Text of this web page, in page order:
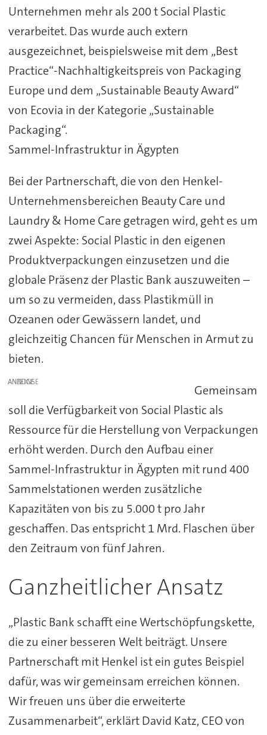
Unternehmen mehr als 200 t Social Plastic
verarbeitet. Das wurde auch extern
ausgezeichnet, beispielsweise mit dem „Best
Practice“-Nachhaltigkeitspreis von Packaging
Europe und dem „Sustainable Beauty Award“
von Ecovia in der Kategorie „Sustainable
Packaging“.
Sammel-Infrastruktur in Ägypten
Bei der Partnerschaft, die von den Henkel-
Unternehmensbereichen Beauty Care und
Laundry & Home Care getragen wird, geht es um
zwei Aspekte: Social Plastic in den eigenen
Produktverpackungen einzusetzen und die
globale Präsenz der Plastic Bank auszuweiten –
um so zu vermeiden, dass Plastikmüll in
Ozeanen oder Gewässern landet, und
gleichzeitig Chancen für Menschen in Armut zu
bieten.
ANZEIGE
Gemeinsam
soll die Verfügbarkeit von Social Plastic als
Ressource für die Herstellung von Verpackungen
erhöht werden. Durch den Aufbau einer
Sammel-Infrastruktur in Ägypten mit rund 400
Sammelstationen werden zusätzliche
Kapazitäten von bis zu 5.000 t pro Jahr
geschaffen. Das entspricht 1 Mrd. Flaschen über
den Zeitraum von fünf Jahren.
Ganzheitlicher Ansatz
„Plastic Bank schafft eine Wertschöpfungskette,
die zu einer besseren Welt beiträgt. Unsere
Partnerschaft mit Henkel ist ein gutes Beispiel
dafür, was wir gemeinsam erreichen können.
Wir freuen uns über die erweiterte
Zusammenarbeit“, erklärt David Katz, CEO von